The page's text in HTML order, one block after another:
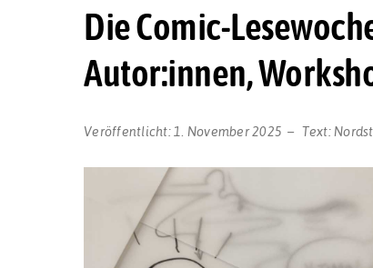
Die Comic-
Autor:innen,
Veröffentlicht: 1. November 2025 Text: